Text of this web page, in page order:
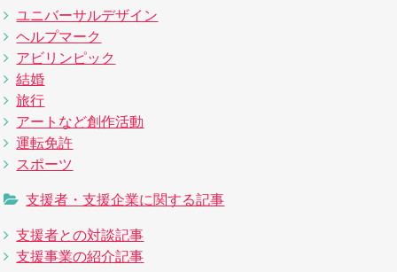
ユニバーサルデザイン
ヘルプマーク
アビリンピック
結婚
旅行
アートなど創作活動
運転免許
スポーツ
支援者・支援企業に関する記事
支援者との対談記事
支援事業の紹介記事